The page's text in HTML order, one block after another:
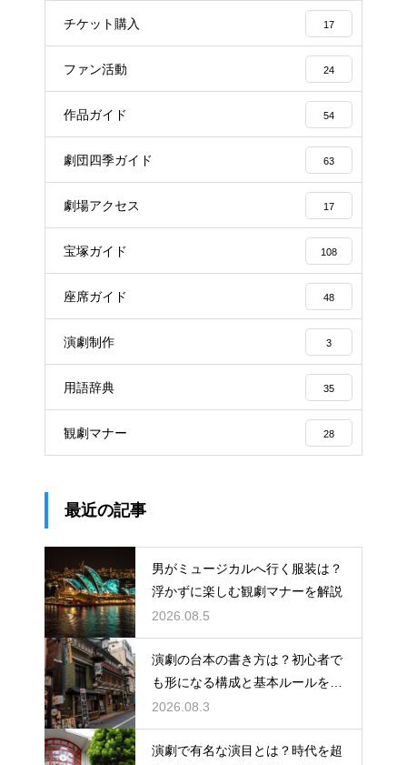
チケット購入 17
ファン活動 24
作品ガイド 54
劇団四季ガイド 63
劇場アクセス 17
宝塚ガイド 108
座席ガイド 48
演劇制作 3
用語辞典 35
観劇マナー 28
最近の記事
男がミュージカルへ行く服装は？
浮かずに楽しむ観劇マナーを解説
2026.08.5
演劇の台本の書き方は？初心者で
も形になる構成と基本ルールを解
説
2026.08.3
演劇で有名な演目とは？時代を超